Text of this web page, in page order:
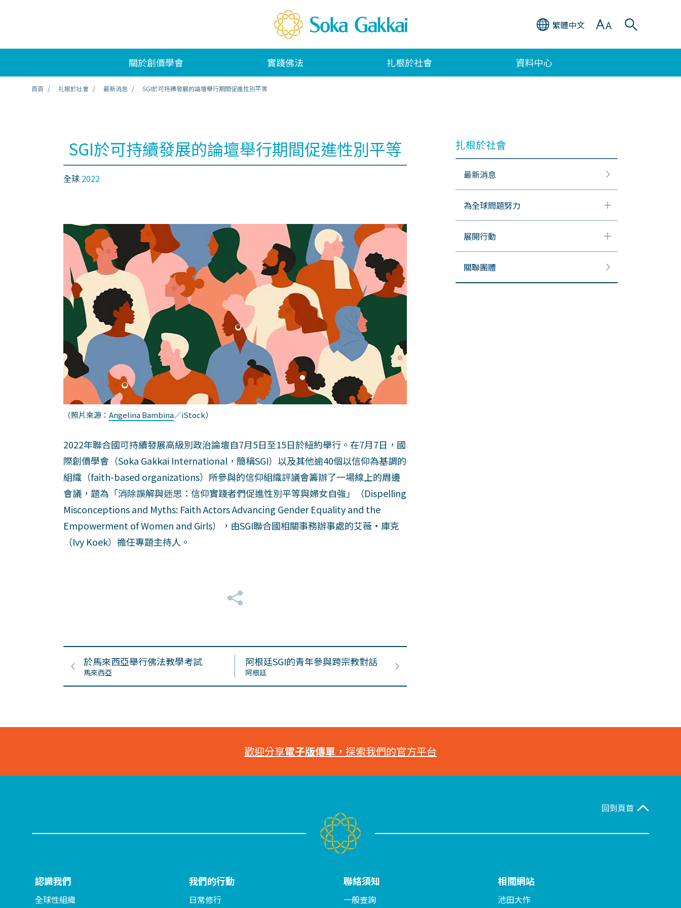
繁體中文
關於創價學會 實踐佛法 扎根於社會 資料中心
首頁 扎根於社會 最新消息 SGI於可持續發展的論壇舉行期間促進性別平等
SGI於可持續發展的論壇舉行期間促進性別平等
全球 2022
（照片來源： Angelina Bambina／iStock）
2022年聯合國可持續發展高級別政治論壇自7月5日至15日於紐約舉行。在7月7日，國
際創價學會（Soka Gakkai International，簡稱SGI）以及其他逾40個以信仰為基調的
組織（faith-based organizations）所參與的信仰組織評議會籌辦了一場線上的周邊
會議，題為「消除誤解與迷思：信仰實踐者們促進性別平等與婦女自強」（Dispelling
Misconceptions and Myths: Faith Actors Advancing Gender Equality and the
Empowerment of Women and Girls），由SGI聯合國相關事務辦事處的艾薇•庫克
（Ivy Koek）擔任專題主持人。
於馬來西亞舉行佛法教學考試
馬來西亞
阿根廷SGI的青年參與跨宗教對話
阿根廷
扎根於社會
最新消息
為全球問題努力
展開行動
關聯團體
歡迎分享電子版傳單 ，探索我們的官方平台
回到頁首
認識我們
全球性組織
我們的行動
日常修行
聯絡須知
一般查詢
相關網站
池田大作